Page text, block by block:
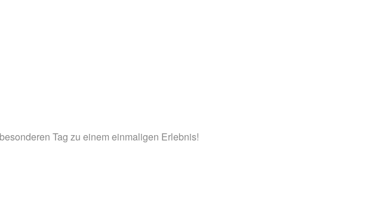
Tag zu einem einmaligen Erlebnis!